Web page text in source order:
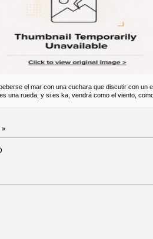
el mar con una cuchara que discutir con un
es una rueda, y si es ka, vendrá como el viento,
»